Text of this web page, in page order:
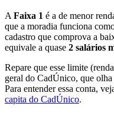
AFaixa 1 é a de menor
que a moradia funciona
cadastro que comprova a
equivale a quase 2 salários
Repare que esse limite (renda
geral do CadÚnico, que olha
Para entender essa conta,
capita do CadÚnico.